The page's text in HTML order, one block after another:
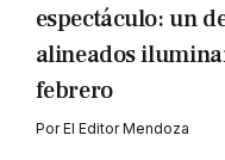
espectáculo: un
alineados
febrero
PorEl Editor Mendoza